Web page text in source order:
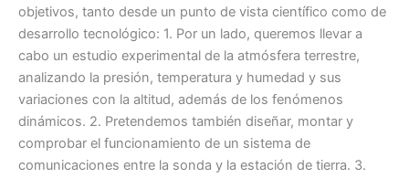
objetivos, tanto desde un punto de vista científico como de
desarrollo tecnológico: 1. Por un lado, queremos llevar a
cabo un estudio experimental de la atmósfera terrestre,
analizando la presión, temperatura y humedad y sus
variaciones con la altitud, además de los fenómenos
dinámicos. 2. Pretendemos también diseñar, montar y
comprobar el funcionamiento de un sistema de
comunicaciones entre la sonda y la estación de tierra. 3.